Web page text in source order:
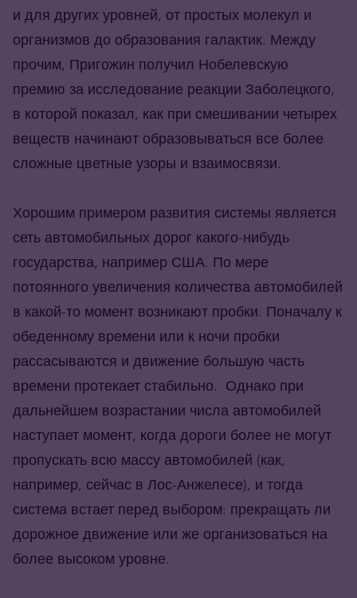
и для других уровней, от простых молекул и
организмов до образования галактик. Между
прочим, Пригожин получил Нобелевскую
премию за исследование реакции Заболецкого,
в которой показал, как при смешивании четырех
веществ начинают образовываться все более
сложные цветные узоры и взаимосвязи.
Хорошим примером развития системы является
сеть автомобильных дорог какого-нибудь
государства, например США. По мере
потоянного увеличения количества автомобилей
в какой-то момент возникают пробки. Поначалу к
обеденному времени или к ночи пробки
рассасываются и движение большую часть
времени протекает стабильно. Однако при
дальнейшем возрастании числа автомобилей
наступает момент, когда дороги более не могут
пропускать всю массу автомобилей (как,
например, сейчас в Лос-Анжелесе), и тогда
система встает перед выбором: прекращать ли
дорожное движение или же организоваться на
более высоком уровне.